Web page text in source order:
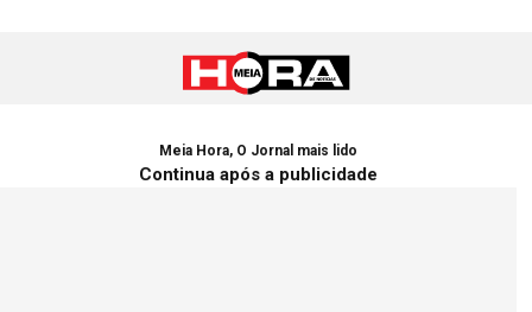
Meia Hora, O Jornal mais lido
Continua após a publicidade